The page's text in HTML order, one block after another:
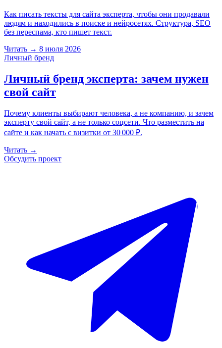
Как писать тексты для сайта эксперта, чтобы они продавали
людям и находились в поиске и нейросетях. Структура, SEO
без переспама, кто пишет текст.
Читать → 8 июля 2026
Личный бренд
Личный бренд эксперта: зачем нужен
свой сайт
Почему клиенты выбирают человека, а не компанию, и зачем
эксперту свой сайт, а не только соцсети. Что разместить на
сайте и как начать с визитки от 30 000 ₽.
Читать →
Обсудить проект